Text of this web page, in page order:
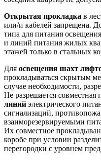
Открытая прокладка в
или/и кабелей запрещена.
типа для питания
и линий питания жилых
этажей только в стальных
Для освещения шахт
прокладываться скрытым
случае необходимости,
Не разрешается совместная
линий электрического
сигнализаций,
взаиморезервируемыми
Их совместное
коробе при условии
перегородки с уровнем